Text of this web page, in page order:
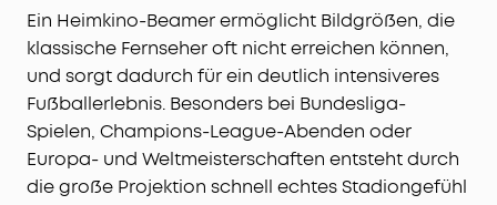
Ein Heimkino-Beamer ermöglicht Bildgrößen, die
klassische Fernseher oft nicht erreichen können,
und sorgt dadurch für ein deutlich intensiveres
Fußballerlebnis. Besonders bei Bundesliga-
Spielen, Champions-League-Abenden oder
Europa- und Weltmeisterschaften entsteht durch
die große Projektion schnell echtes Stadiongefühl